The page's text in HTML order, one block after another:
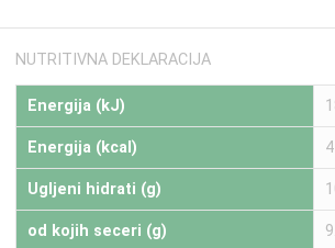
NUTRITIVNA DEKLARACIJA
Energija (kJ)
Energija (kcal)
Ugljeni hidrati (g)
od kojih seceri (g)